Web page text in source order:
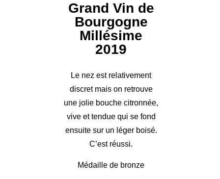
Grand Vin de
Bourgogne
Millésime
2019
Le nez est relativement
discret mais on retrouve
une jolie bouche citronnée,
vive et tendue qui se fond
ensuite sur un léger boisé.
C’est réussi.
Médaille de bronze